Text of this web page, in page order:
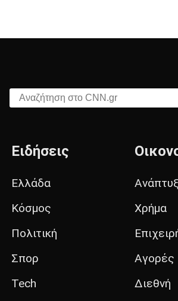
Αναζήτηση στο CNN.gr
Ειδήσεις
Ελλάδα
Κόσμος
Πολιτική
Σπορ
Tech
Χρήμα
Αγορές
Διεθνή